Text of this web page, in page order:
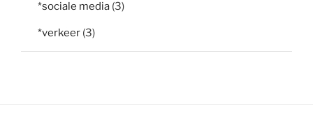
*sociale media (3)
*verkeer (3)